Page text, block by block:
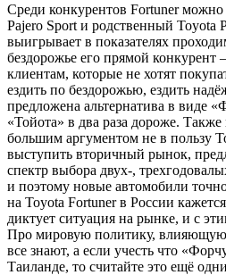
Среди конкурентов Fortuner можно
Pajero Sport и родственный Toyota
выигрывает в показателях
бездорожье его прямой
клиентам, которые не хотят
ездить по бездорожью, ездить
предложена альтернатива в виде
«Тойота» в два раза дороже.
большим аргументом не в пользу
выступить вторичный рынок,
спектр выбора двух-,
и поэтому новые автомобили
на Toyota Fortuner в России
диктует ситуация на рынке, и с
Про мировую политику,
все знают, а если учесть что
Таиланде, то считайте это ещё